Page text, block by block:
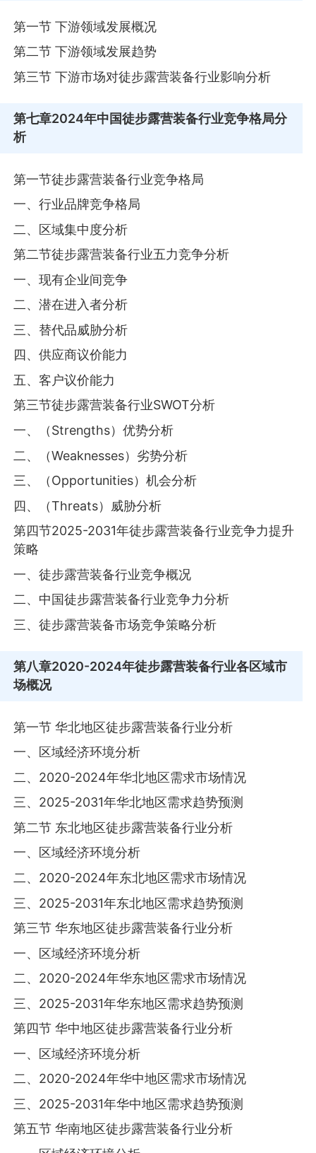
第一节 下游领域发展概况
第二节 下游领域发展趋势
第三节 下游市场对徒步露营装备行业影响分析
第七章2024年中国徒步露营装备行业竞争格局分
析
第一节徒步露营装备行业竞争格局
一、行业品牌竞争格局
二、区域集中度分析
第二节徒步露营装备行业五力竞争分析
一、现有企业间竞争
二、潜在进入者分析
三、替代品威胁分析
四、供应商议价能力
五、客户议价能力
第三节徒步露营装备行业SWOT分析
一、（Strengths）优势分析
二、（Weaknesses）劣势分析
三、（Opportunities）机会分析
四、（Threats）威胁分析
第四节2025-2031年徒步露营装备行业竞争力提升
策略
一、徒步露营装备行业竞争概况
二、中国徒步露营装备行业竞争力分析
三、徒步露营装备市场竞争策略分析
第八章2020-2024年徒步露营装备行业各区域市
场概况
第一节 华北地区徒步露营装备行业分析
一、区域经济环境分析
二、2020-2024年华北地区需求市场情况
三、2025-2031年华北地区需求趋势预测
第二节 东北地区徒步露营装备行业分析
一、区域经济环境分析
二、2020-2024年东北地区需求市场情况
三、2025-2031年东北地区需求趋势预测
第三节 华东地区徒步露营装备行业分析
一、区域经济环境分析
二、2020-2024年华东地区需求市场情况
三、2025-2031年华东地区需求趋势预测
第四节 华中地区徒步露营装备行业分析
一、区域经济环境分析
二、2020-2024年华中地区需求市场情况
三、2025-2031年华中地区需求趋势预测
第五节 华南地区徒步露营装备行业分析